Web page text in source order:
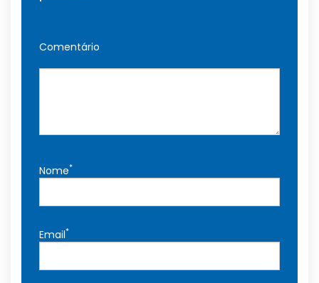
Comentário
Nome*
Email*